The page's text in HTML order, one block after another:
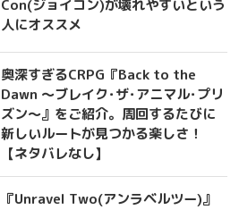
Con(ジョイコン)が壊れやすいという
人にオススメ
奥深すぎるCRPG『Back to the
Dawn ～ブレイク･ザ･アニマル･プリ
ズン～』をご紹介。周回するたびに
新しいルートが見つかる楽しさ！
【ネタバレなし】
『Unravel Two(アンラベルツー)』